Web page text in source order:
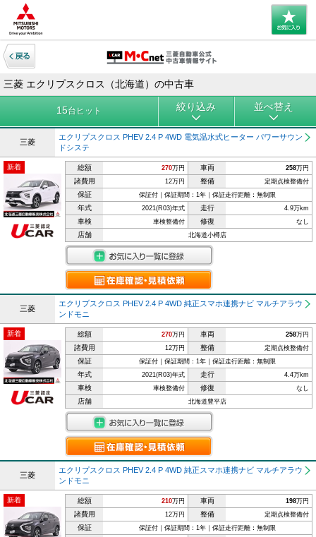
三菱 エクリプスクロス（北海道）の中古車
15台ヒット 絞り込み 並べ替え
三菱
エクリプスクロス PHEV 2.4 P 4WD 電気温水式ヒーター パワーサウン
ドシステ
新着 総額 270万円 車両 258万円
諸費用 12万円 整備 定期点検整備付
保証 保証付｜保証期間：1年｜保証走行距離：無制限
年式 2021(R03)年式 走行 4.9万km
車検 車検整備付 修復 なし
店舗 北海道小樽店
三菱
エクリプスクロス PHEV 2.4 P 4WD 純正スマホ連携ナビ マルチアラウ
ンドモニ
新着 総額 270万円 車両 258万円
諸費用 12万円 整備 定期点検整備付
保証 保証付｜保証期間：1年｜保証走行距離：無制限
年式 2021(R03)年式 走行 4.4万km
車検 車検整備付 修復 なし
店舗 北海道豊平店
三菱
エクリプスクロス PHEV 2.4 P 4WD 純正スマホ連携ナビ マルチアラウ
ンドモニ
新着 総額 210万円 車両 198万円
諸費用 12万円 整備 定期点検整備付
保証 保証付｜保証期間：1年｜保証走行距離：無制限